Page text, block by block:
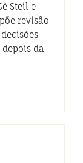
Steil e
revisão
da